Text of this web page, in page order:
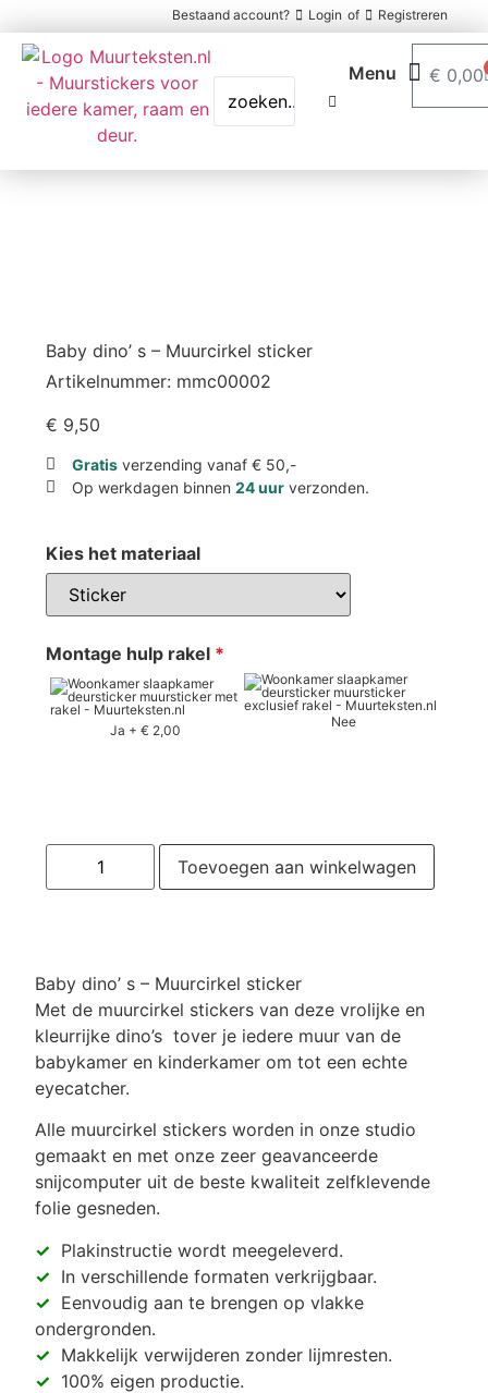
Bestaand account? Login of Registreren
€ 0,00
Baby dino’ s – Muurcirkel sticker
Artikelnummer: mmc00002
€ 9,50
Gratisverzending vanaf € 50,-
Op werkdagen binnen 24 uurverzonden.
Kies het materiaal
Montage hulp rakel *
Ja + € 2,00
Nee
Toevoegen aan winkelwagen
Baby dino’ s – Muurcirkel sticker
Met de muurcirkel stickers van deze vrolijke en
kleurrijke dino’s tover je iedere muur van de
babykamer en kinderkamer om tot een echte
eyecatcher.
Alle muurcirkel stickers worden in onze studio
gemaakt en met onze zeer geavanceerde
snijcomputer uit de beste kwaliteit zelfklevende
folie gesneden.
✓ Plakinstructie wordt meegeleverd.
✓ In verschillende formaten verkrijgbaar.
✓ Eenvoudig aan te brengen op vlakke
ondergronden.
✓ Makkelijk verwijderen zonder lijmresten.
✓ 100% eigen productie.